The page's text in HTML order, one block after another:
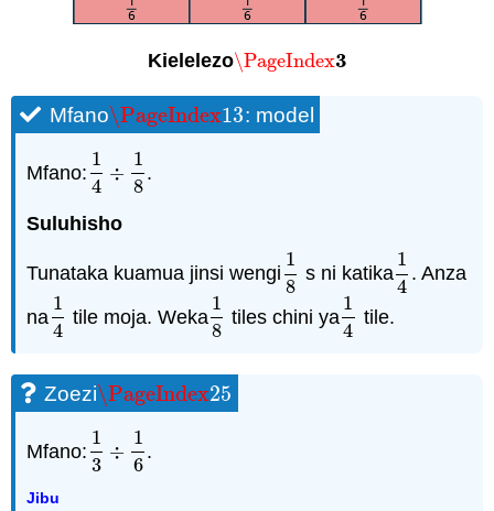
Kielelezo\PageIndex3
\PageIndex3
Mfano\PageIndex13
\PageIndex13: model
Mfano:
1
4
÷
1
8
14 ÷18 .
Suluhisho
Tunataka kuamua jinsi wengi
1
8
18 s ni katika
1
4
14. Anza
na
1
4
14 tile moja. Weka
1
8
18 tiles chini ya
1
4
14 tile.
Zoezi\PageIndex25
\PageIndex25
Mfano:
1
3
÷
1
6
13 ÷16 .
Jibu